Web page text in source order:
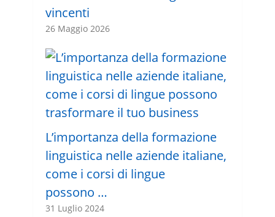
vincenti
26 Maggio 2026
L’importanza della formazione
linguistica nelle aziende italiane,
come i corsi di lingue
possono …
31 Luglio 2024